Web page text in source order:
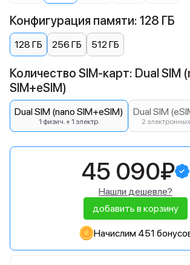
Конфигурация памяти: 128 ГБ
128 ГБ 256 ГБ 512 ГБ
Количество SIM-карт: Dual SIM
SIM+eSIM)
Dual SIM (nano SIM+eSIM)
1 физич. + 1 электр.
Dual SIM
2 электронных
45 090₽
Нашли дешевле?
добавить в корзину
Начислим 451